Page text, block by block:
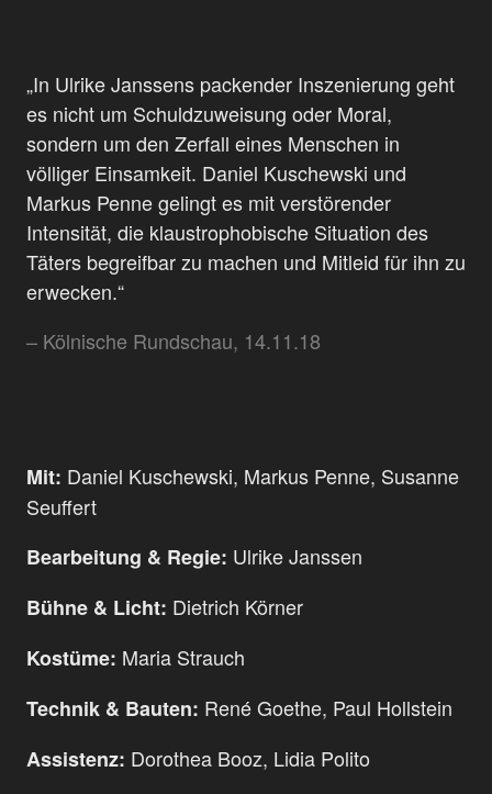
„In Ulrike Janssens packender Inszenierung geht
es nicht um Schuldzuweisung oder Moral,
sondern um den Zerfall eines Menschen in
völliger Einsamkeit. Daniel Kuschewski und
Markus Penne gelingt es mit verstörender
Intensität, die klaustrophobische Situation des
Täters begreifbar zu machen und Mitleid für ihn zu
erwecken.“
– Kölnische Rundschau, 14.11.18
Mit: Daniel Kuschewski, Markus Penne, Susanne
Seuffert
Bearbeitung & Regie: Ulrike Janssen
Bühne & Licht: Dietrich Körner
Kostüme: Maria Strauch
Technik & Bauten: René Goethe, Paul Hollstein
Assistenz: Dorothea Booz, Lidia Polito